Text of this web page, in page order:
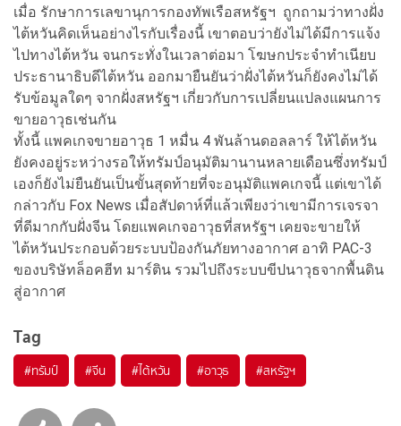
เมื่อ รักษาการเลขานุการกองทัพเรือสหรัฐฯ ถูกถามว่าทางฝั่ง
ไต้หวันคิดเห็นอย่างไรกับเรื่องนี้ เขาตอบว่ายังไม่ได้มีการแจ้ง
ไปทางไต้หวัน จนกระทั่งในเวลาต่อมา โฆษกประจำทำเนียบ
ประธานาธิบดีไต้หวัน ออกมายืนยันว่าฝั่งไต้หวันก็ยังคงไม่ได้
รับข้อมูลใดๆ จากฝั่งสหรัฐฯ เกี่ยวกับการเปลี่ยนแปลงแผนการ
ขายอาวุธเช่นกัน
ทั้งนี้ แพคเกจขายอาวุธ 1 หมื่น 4 พันล้านดอลลาร์ ให้ไต้หวัน
ยังคงอยู่ระหว่างรอให้ทรัมป์อนุมัติมานานหลายเดือนซึ่งทรัมป์
เองก็ยังไม่ยืนยันเป็นขั้นสุดท้ายที่จะอนุมัติแพคเกจนี้ แต่เขาได้
กล่าวกับ Fox News เมื่อสัปดาห์ที่แล้วเพียงว่าเขามีการเจรจา
ที่ดีมากกับฝั่งจีน โดยแพคเกจอาวุธที่สหรัฐฯ เคยจะขายให้
ไต้หวันประกอบด้วยระบบป้องกันภัยทางอากาศ อาทิ PAC-3
ของบริษัทล็อคฮีท มาร์ติน รวมไปถึงระบบขีปนาวุธจากพื้นดิน
สู่อากาศ
Tag
#ทรัมป์ #จีน #ไต้หวัน #อาวุธ #สหรัฐฯ